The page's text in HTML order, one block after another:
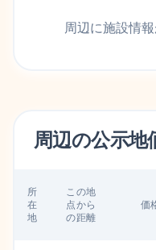
周辺に施設情
周辺の公示地
所
在
地
この地
点から
の距離
価